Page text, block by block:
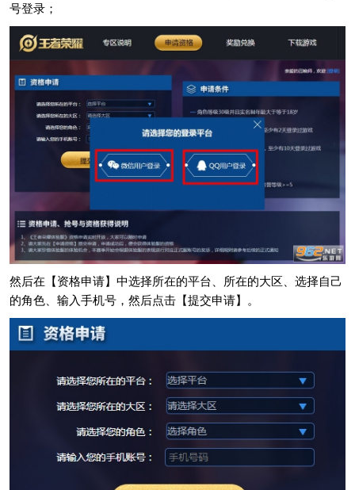
号登录；
然后在【资格申请】中选择所在的平台、所在的大区、选择自己
的角色、输入手机号，然后点击【提交申请】。